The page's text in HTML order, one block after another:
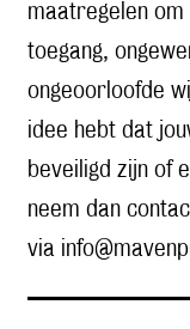
maatregelen
toegang,
ongeoorloofde
idee hebt dat
beveiligd zijn of
neem dan
via